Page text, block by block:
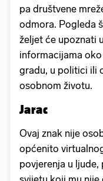
pa društvene
odmora. Pogleda
željet će upoznati
informacijama
gradu, u politici ili
osobnom životu.
Jarac
Ovaj znak nije
općenito
povjerenja u ljude,